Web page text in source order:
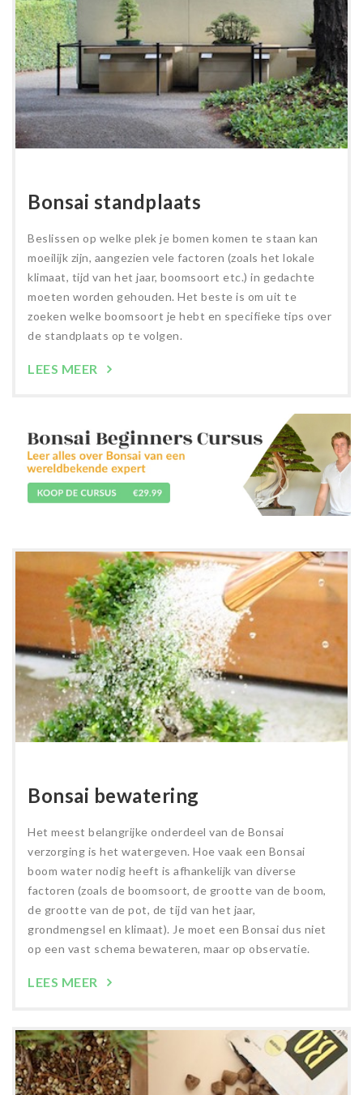
Bonsai standplaats
Beslissen op welke plek je bomen komen te staan kan
moeilijk zijn, aangezien vele factoren (zoals het lokale
klimaat, tijd van het jaar, boomsoort etc.) in gedachte
moeten worden gehouden. Het beste is om uit te
zoeken welke boomsoort je hebt en specifieke tips over
de standplaats op te volgen.
LEES MEER
Bonsai bewatering
Het meest belangrijke onderdeel van de Bonsai
verzorging is het watergeven. Hoe vaak een Bonsai
boom water nodig heeft is afhankelijk van diverse
factoren (zoals de boomsoort, de grootte van de boom,
de grootte van de pot, de tijd van het jaar,
grondmengsel en klimaat). Je moet een Bonsai dus niet
op een vast schema bewateren, maar op observatie.
LEES MEER